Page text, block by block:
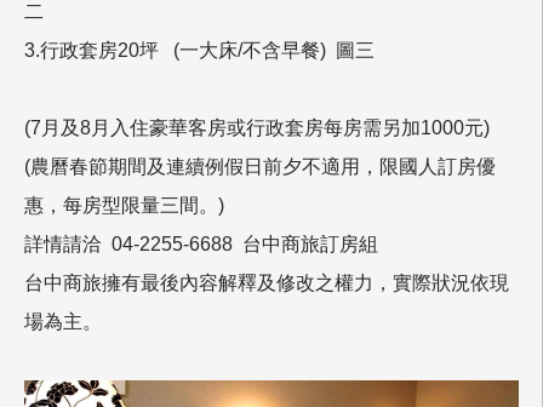
二
3.行政套房20坪 (一大床/不含早餐) 圖三
(7月及8月入住豪華客房或行政套房每房需另加1000元)
(農曆春節期間及連續例假日前夕不適用，限國人訂房優
惠，每房型限量三間。)
詳情請洽 04-2255-6688 台中商旅訂房組
台中商旅擁有最後內容解釋及修改之權力，實際狀況依現
場為主。